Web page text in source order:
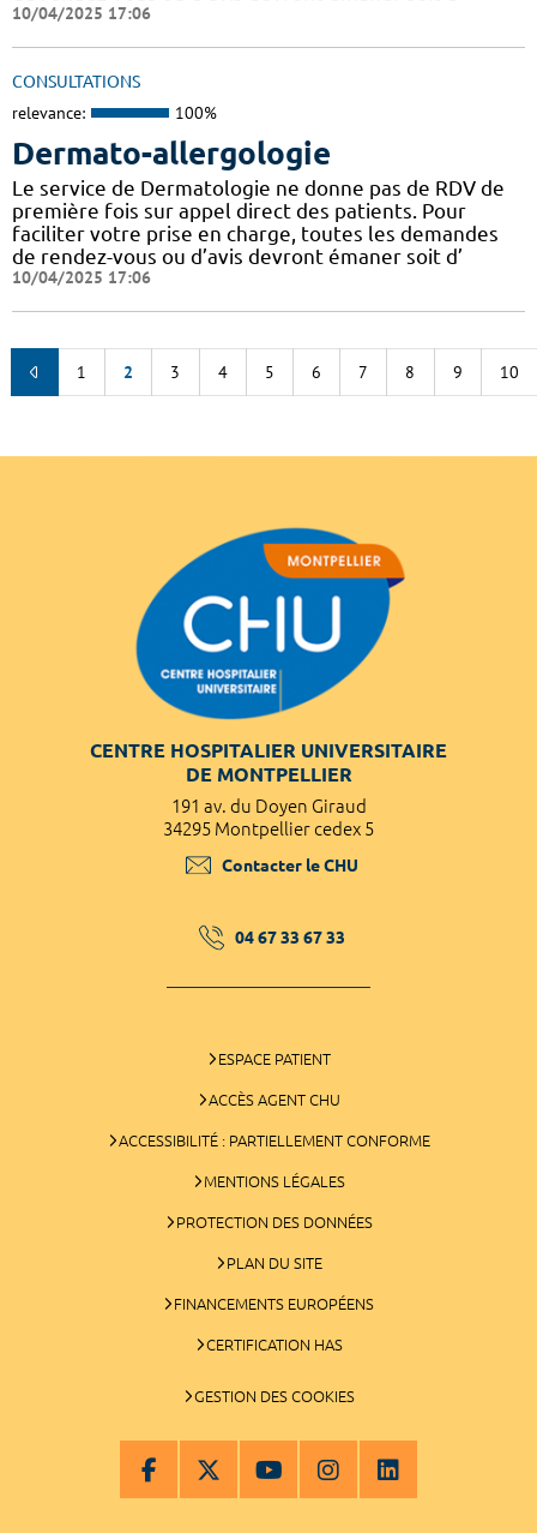
10/04/2025 17:06
CONSULTATIONS
relevance: 100%
Dermato-allergologie
Le service de Dermatologie ne donne pas de RDV de
première fois sur appel direct des patients. Pour
faciliter votre prise en charge, toutes les demandes
de rendez-vous ou d’avis devront émaner soit d’
10/04/2025 17:06
1 2 3 4 5 6 7 8 9 10
CENTRE HOSPITALIER UNIVERSITAIRE
DE MONTPELLIER
191 av. du Doyen Giraud
34295 Montpellier cedex 5
Contacter le CHU
04 67 33 67 33
ESPACE PATIENT
ACCÈS AGENT CHU
ACCESSIBILITÉ : PARTIELLEMENT CONFORME
MENTIONS LÉGALES
PROTECTION DES DONNÉES
PLAN DU SITE
FINANCEMENTS EUROPÉENS
CERTIFICATION HAS
GESTION DES COOKIES